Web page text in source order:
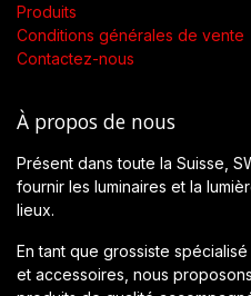
Produits
Conditions générales de vente
Contactez-nous
À propos de nous
Présent dans toute la Suisse,
fournir les luminaires et la
lieux.
En tant que grossiste
et accessoires, nous